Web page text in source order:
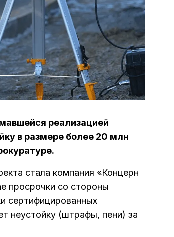
реализацией
в размере более 20 млн
стала компания «Концерн
просрочки со стороны
сертифицированных
неустойку (штрафы, пени) за